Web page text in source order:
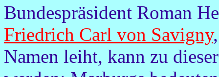
Bundespräsident Roman
Friedrich Carl von Savigny
Namen leiht, kann zu